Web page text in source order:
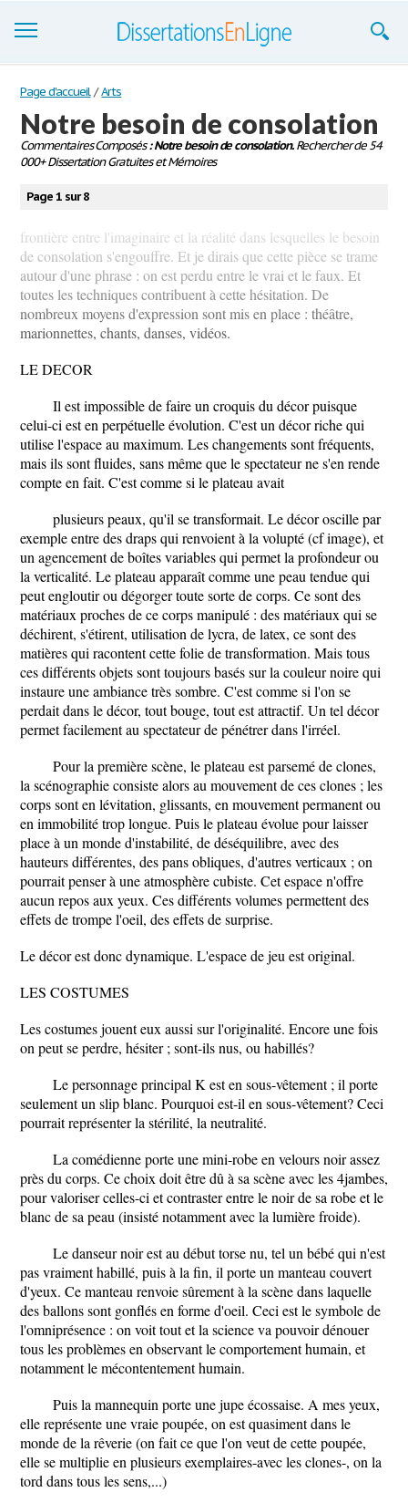
Dissertations
S'inscrire
Se connecter
Contactez-nous
Page d'accueil / Arts
Notre besoin de consolation
Commentaires Composés: Notre besoin de consolation.Rechercher de 54
000+ Dissertation Gratuites et Mémoires
Page 1 sur 8
frontière entre l'imaginaire et la réalité dans lesquelles le besoin
de consolation s'engouffre. Et je dirais que cette pièce se trame
autour d'une phrase : on est perdu entre le vrai et le faux. Et
toutes les techniques contribuent à cette hésitation. De
nombreux moyens d'expression sont mis en place : théâtre,
marionnettes, chants, danses, vidéos.
LE DECOR
Il est impossible de faire un croquis du décor puisque
celui-ci est en perpétuelle évolution. C'est un décor riche qui
utilise l'espace au maximum. Les changements sont fréquents,
mais ils sont fluides, sans même que le spectateur ne s'en rende
compte en fait. C'est comme si le plateau avait
plusieurs peaux, qu'il se transformait. Le décor oscille par
exemple entre des draps qui renvoient à la volupté (cf image), et
un agencement de boîtes variables qui permet la profondeur ou
la verticalité. Le plateau apparaît comme une peau tendue qui
peut engloutir ou dégorger toute sorte de corps. Ce sont des
matériaux proches de ce corps manipulé : des matériaux qui se
déchirent, s'étirent, utilisation de lycra, de latex, ce sont des
matières qui racontent cette folie de transformation. Mais tous
ces différents objets sont toujours basés sur la couleur noire qui
instaure une ambiance très sombre. C'est comme si l'on se
perdait dans le décor, tout bouge, tout est attractif. Un tel décor
permet facilement au spectateur de pénétrer dans l'irréel.
Pour la première scène, le plateau est parsemé de clones,
la scénographie consiste alors au mouvement de ces clones ; les
corps sont en lévitation, glissants, en mouvement permanent ou
en immobilité trop longue. Puis le plateau évolue pour laisser
place à un monde d'instabilité, de déséquilibre, avec des
hauteurs différentes, des pans obliques, d'autres verticaux ; on
pourrait penser à une atmosphère cubiste. Cet espace n'offre
aucun repos aux yeux. Ces différents volumes permettent des
effets de trompe l'oeil, des effets de surprise.
Le décor est donc dynamique. L'espace de jeu est original.
LES COSTUMES
Les costumes jouent eux aussi sur l'originalité. Encore une fois
on peut se perdre, hésiter ; sont-ils nus, ou habillés?
Le personnage principal K est en sous-vêtement ; il porte
seulement un slip blanc. Pourquoi est-il en sous-vêtement? Ceci
pourrait représenter la stérilité, la neutralité.
La comédienne porte une mini-robe en velours noir assez
près du corps. Ce choix doit être dû à sa scène avec les 4jambes,
pour valoriser celles-ci et contraster entre le noir de sa robe et le
blanc de sa peau (insisté notamment avec la lumière froide).
Le danseur noir est au début torse nu, tel un bébé qui n'est
pas vraiment habillé, puis à la fin, il porte un manteau couvert
d'yeux. Ce manteau renvoie sûrement à la scène dans laquelle
des ballons sont gonflés en forme d'oeil. Ceci est le symbole de
l'omniprésence : on voit tout et la science va pouvoir dénouer
tous les problèmes en observant le comportement humain, et
notamment le mécontentement humain.
Puis la mannequin porte une jupe écossaise. A mes yeux,
elle représente une vraie poupée, on est quasiment dans le
monde de la rêverie (on fait ce que l'on veut de cette poupée,
elle se multiplie en plusieurs exemplaires-avec les clones-, on la
tord dans tous les sens,...)